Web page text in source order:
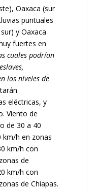
Oaxaca (sur
puntuales
y Oaxaca
fuertes en
cuales podrían
los niveles de
eléctricas, y
Viento de
de 30 a 40
km/h en zonas
km/h con
de
km/h con
de Chiapas.